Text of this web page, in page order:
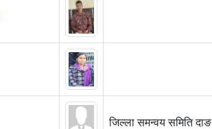
जिल्ला समन्वय समिति दाङ